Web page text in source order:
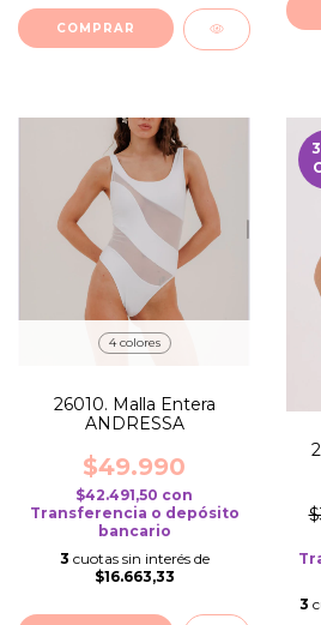
COMPRAR
4 colores
26010. Malla Entera
ANDRESSA
$49.990
$42.491,50 con
Transferencia o depósito
bancario
3 cuotas sin interés de
$16.663,33
3